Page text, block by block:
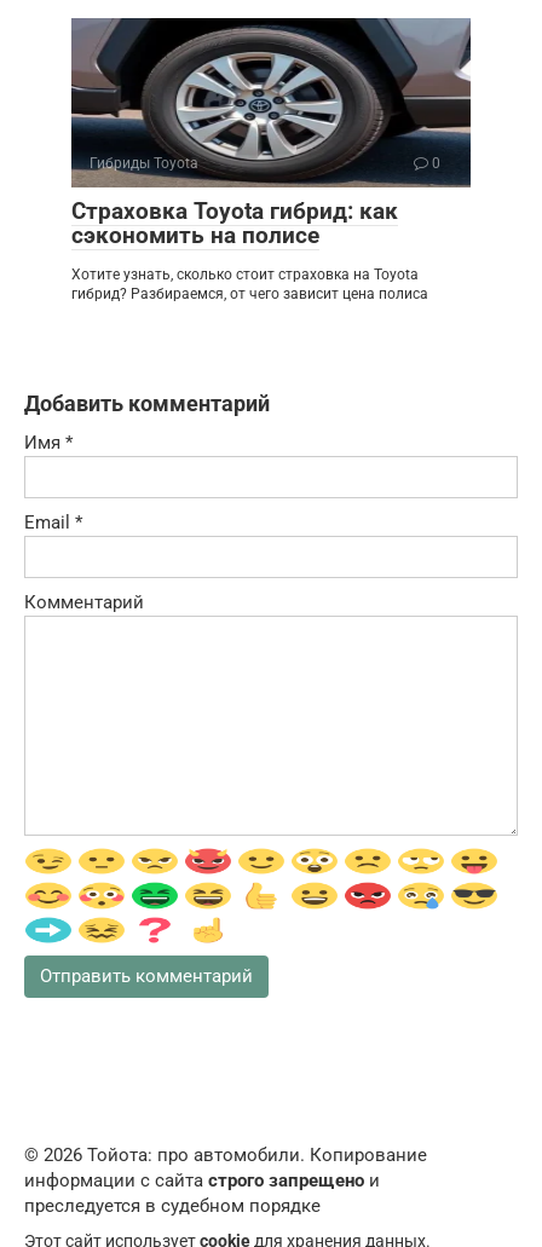
Гибриды Toyota 0
Страховка Toyota гибрид: как
сэкономить на полисе
Хотите узнать, сколько стоит страховка на Toyota
гибрид? Разбираемся, от чего зависит цена полиса
Добавить комментарий
Имя *
Email *
Комментарий
© 2026 Тойота: про автомобили. Копирование
информации с сайта строго запрещено и
преследуется в судебном порядке
Этот сайт используетcookieдля хранения данных.